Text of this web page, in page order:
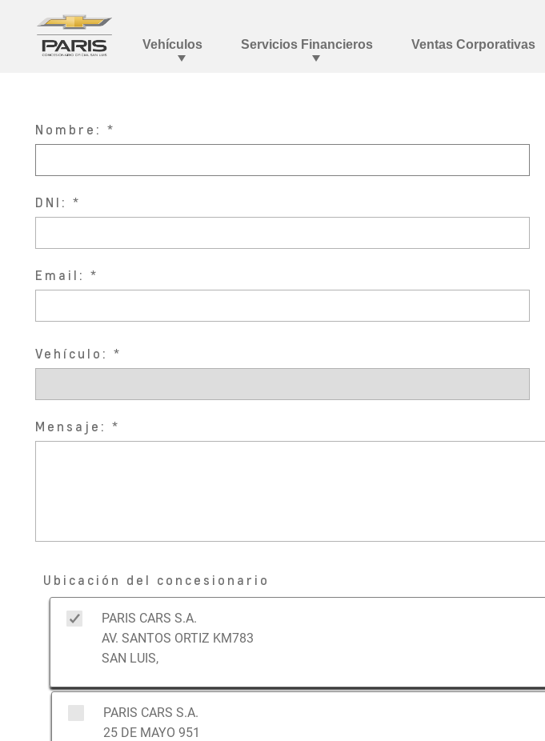
Nombre:
DNI:
Email:
Vehículo:
Mensaje:
Ubicación del concesionario
PARIS CARS S.A.
AV. SANTOS ORTIZ KM783
SAN LUIS,
PARIS CARS S.A.
25 DE MAYO 951